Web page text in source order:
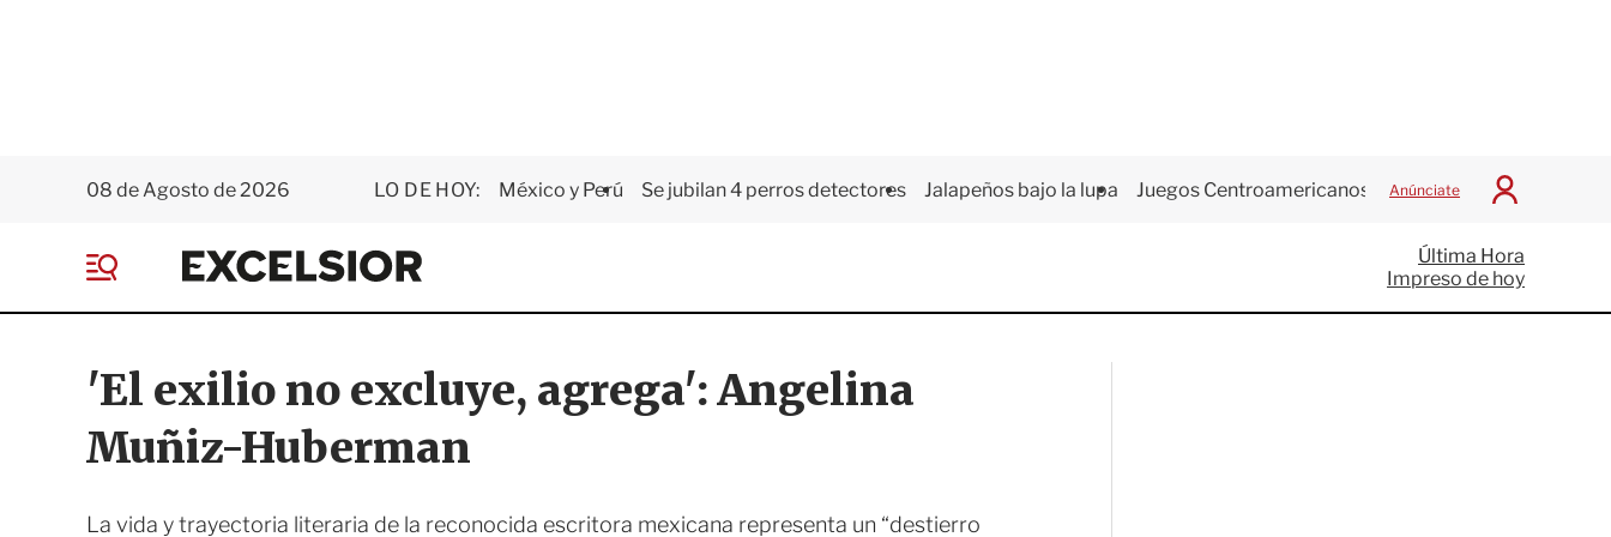
08 de Agosto de 2026 LO DE HOY: México y Perú Se jubilan 4 perros detectores Jalapeños bajo la lupa Juegos Centroamericanos Anúnciate
I
c
i
a
E
x
e
s
i
o
r
e
Última Hora
Impreso de hoy
'El exilio no excluye, agrega': Angelina
Muñiz-Huberman
La vida y trayectoria literaria de la reconocida escritora mexicana representa un “destierro